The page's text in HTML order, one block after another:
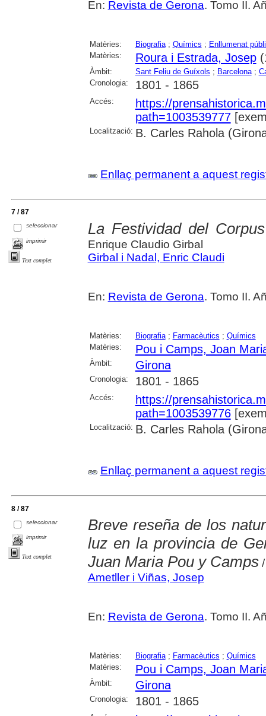
En: Revista de Gerona. Tomo II.
Matèries: Biografia; Químics ; Enllumenat
Matèries:
Roura i Estrada, Josep
Àmbit: Sant Feliu de Guíxols ; Barcelona;
Cronologia:
1801 - 1865
Accés:
https://
path=1003539777
Localització: B. Carles Rahola
Enllaç permanent a aquest
7 / 87
seleccionar
imprimir
Text complet
La Festividad del
Enrique Claudio Girbal
Girbal i Nadal, Enric Claudi
En: Revista de Gerona. Tomo II.
Matèries: Biografia; Farmacèutics ; Químics
Matèries:
Pou i Camps, Joan
Àmbit: Girona
Cronologia: 1801 - 1865
Accés:
https://
path=1003539776
Localització: B. Carles Rahola
Enllaç permanent a aquest
8 / 87
seleccionar
imprimir
Text complet
Breve reseña de los
luz en la provincia de
Juan Maria Pou y Camps/
Ametller i Viñas, Josep
En: Revista de Gerona. Tomo II.
Matèries: Biografia; Farmacèutics ; Químics
Matèries:
Pou i Camps, Joan
Àmbit: Girona
Cronologia: 1801 - 1865